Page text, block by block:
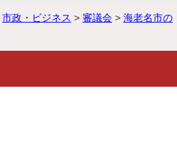
市政・ビジネス > 審議会 > 海老名市の